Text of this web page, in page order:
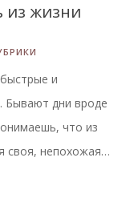
из жизни
и
Бывают дни вроде
что из
своя, непохожая…